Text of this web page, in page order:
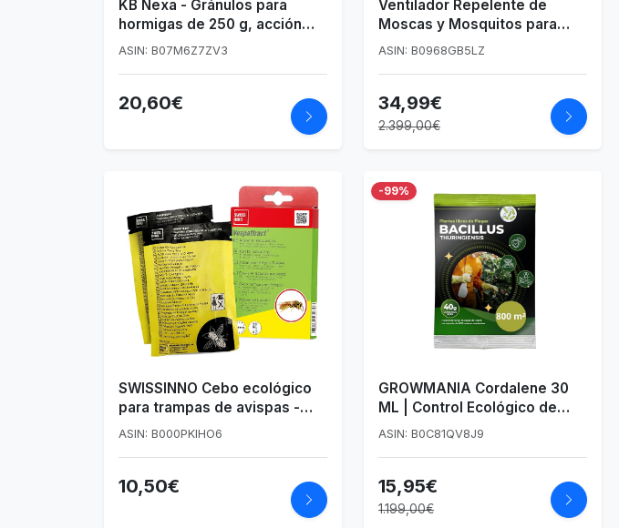
KB Nexa - Gránulos para
hormigas de 250 g, acción
rápida
ASIN: B07M6Z7ZV3
20,60€
Ventilador Repelente de
Moscas y Mosquitos para
Hogar, Jardín o terraza -
ASIN: B0968GB5LZ
34,99€
2.399,00€
SWISSINNO Cebo ecológico
para trampas de avispas -
Pack de 2
ASIN: B000PKIHO6
10,50€
-99%
GROWMANIA Cordalene 30
ML | Control Ecológico de
Orugas para Todo Tipo de
ASIN: B0C81QV8J9
15,95€
1.199,00€